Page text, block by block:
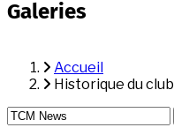
Galeries
Fil
d'Ariane
Accueil
Historique du club